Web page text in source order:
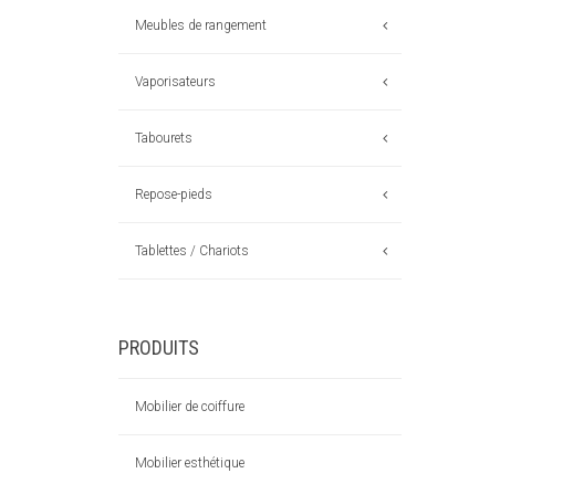
Meubles de rangement
Vaporisateurs
Tabourets
Repose-pieds
Tablettes / Chariots
PRODUITS
Mobilier de coiffure
Mobilier esthétique